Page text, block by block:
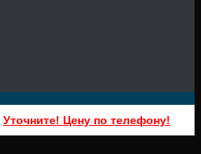
Уточните! Цену по телефону!